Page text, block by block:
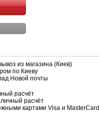
из магазина (Киев)
по Киеву
Новой почты
расчёт
расчёт
картами Visa и MasterCard